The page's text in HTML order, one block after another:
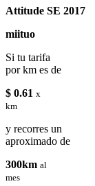
Attitude SE 2017
miituo
Si tu tarifa
por km es de
$ 0.61 x
km
y recorres un
aproximado de
300km al
mes